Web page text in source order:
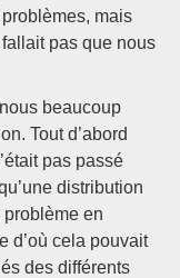
mais
fallait pas que nous
beaucoup
Tout d’abord
pas passé
distribution
en
d’où cela pouvait
des différents